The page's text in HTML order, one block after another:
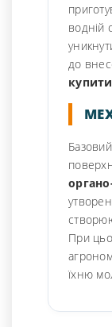
водній
до
При
їхню